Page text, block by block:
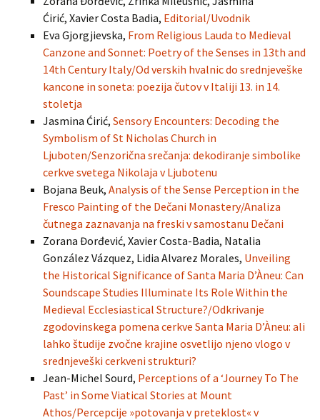
Ćirić, Xavier Costa Badia, Editorial/Uvodnik
Eva Gjorgjievska, From Religious Lauda to Medieval
Canzone and Sonnet: Poetry of the Senses in 13th and
14th Century Italy/Od verskih hvalnic do srednjeveške
kancone in soneta: poezija čutov v Italiji 13. in 14.
stoletja
Jasmina Ćirić, Sensory Encounters: Decoding the
Symbolism of St Nicholas Church in
Ljuboten/Senzorična srečanja: dekodiranje simbolike
cerkve svetega Nikolaja v Ljubotenu
Bojana Beuk, Analysis of the Sense Perception in the
Fresco Painting of the Dečani Monastery/Analiza
čutnega zaznavanja na freski v samostanu Dečani
Zorana Đorđević, Xavier Costa-Badia, Natalia
González Vázquez, Lidia Alvarez Morales, Unveiling
the Historical Significance of Santa Maria D’Àneu: Can
Soundscape Studies Illuminate Its Role Within the
Medieval Ecclesiastical Structure?/Odkrivanje
zgodovinskega pomena cerkve Santa Maria D’Àneu: ali
lahko študije zvočne krajine osvetlijo njeno vlogo v
srednjeveški cerkveni strukturi?
Jean-Michel Sourd, Perceptions of a ‘Journey To The
Past’ in Some Viatical Stories at Mount
Athos/Percepcije »potovanja v preteklost« v